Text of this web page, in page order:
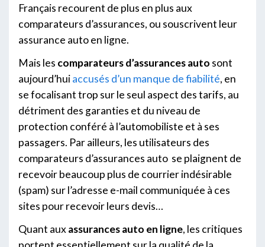
Français recourent de plus en plus aux
comparateurs d’assurances, ou souscrivent leur
assurance auto en ligne.
Mais les comparateurs d’assurances auto sont
aujourd’huiaccusés d’un manque de fiabilité, en
se focalisant trop sur le seul aspect des tarifs, au
détriment des garanties et du niveau de
protection conféré à l’automobiliste et à ses
passagers. Par ailleurs, les utilisateurs des
comparateurs d’assurances auto se plaignent de
recevoir beaucoup plus de courrier indésirable
(spam) sur l’adresse e-mail communiquée à ces
sites pour recevoir leurs devis…
Quant auxassurances auto en ligne, les critiques